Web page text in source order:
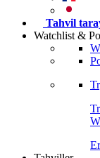
Tahvil
Watchlist &